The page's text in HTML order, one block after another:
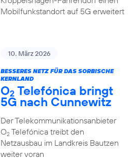
Mobilfunkstandort auf 5G erweitert
10. März 2026
BESSERES NETZ FÜR DAS SORBISCHE
KERNLAND
O2 Telefónica bringt
5G nach Cunnewitz
Der Telekommunikationsanbieter
O2Telefónica treibt den
Netzausbau im Landkreis Bautzen
weiter voran